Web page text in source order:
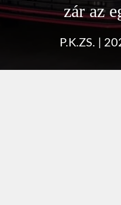
zár az
P.K.ZS.